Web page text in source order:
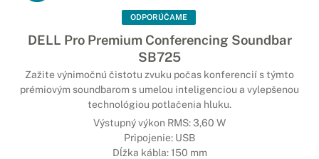
ODPORÚČAME
DELL Pro Premium Conferencing Soundbar
SB725
Zažite výnimočnú čistotu zvuku počas konferencií s týmto
prémiovým soundbarom s umelou inteligenciou a vylepšenou
technológiou potlačenia hluku.
Výstupný výkon RMS: 3,60 W
Pripojenie: USB
Dĺžka kábla: 150 mm